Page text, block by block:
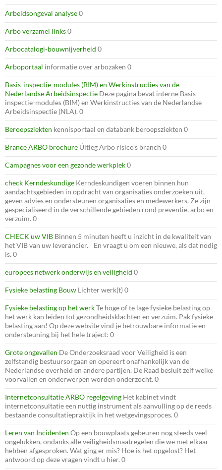
Arbeidsongeval analyse0
Arbo verzamel links0
Arbocatalogi-bouwnijverheid 0
Arboportaal informatie over arbozaken 0
Basis-inspectie-modules (BIM) en Werkinstructies van de
Nederlandse Arbeidsinspectie Deze pagina bevat interne Basis-
inspectie-modules (BIM) en Werkinstructies van de Nederlandse
Arbeidsinspectie (NLA). 0
Beroepsziekten kennisportaal en databank beroepsziekten 0
Brance ARBO brochure Úitleg Arbo risico’s branch 0
Campagnes voor een gezonde werkplek0
check Kerndeskundige Kerndeskundigen voeren binnen hun
aandachtsgebieden in opdracht van organisaties onderzoeken uit,
geven advies en ondersteunen organisaties en medewerkers. Ze zijn
gespecialiseerd in de verschillende gebieden rond preventie, arbo en
verzuim. 0
CHECK uw VIB Binnen 5 minuten heeft u inzicht in de kwaliteit van
het VIB van uw leverancier. En vraagt u om een nieuwe, als dat nodig
is. 0
europees netwerk onderwijs en veiligheid 0
Fysieke belasting Bouw Lichter werk(t) 0
Fysieke belasting op het werkTe hoge of te lage fysieke belasting op
het werk kan leiden tot gezondheidsklachten en verzuim. Pak fysieke
belasting aan! Op deze website vind je betrouwbare informatie en
ondersteuning bij het hele traject: 0
Grote ongevallen De Onderzoeksraad voor Veiligheid is een
zelfstandig bestuursorgaan en opereert onafhankelijk van de
Nederlandse overheid en andere partijen. De Raad besluit zelf welke
voorvallen en onderwerpen worden onderzocht. 0
Internetconsultatie ARBO regelgeving Het kabinet vindt
internetconsultatie een nuttig instrument als aanvulling op de reeds
bestaande consultatiepraktijk in het wetgevingsproces. 0
Leren van Incidenten Op een bouwplaats gebeuren nog steeds veel
ongelukken, ondanks alle veiligheidsmaatregelen die we met elkaar
hebben afgesproken. Wat ging er mis? Hoe is het opgelost? Het
antwoord op deze vragen vindt u hier. 0